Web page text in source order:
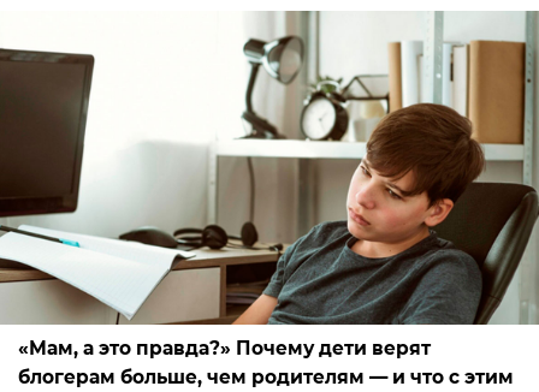
«Мам, а это правда?» Почему дети верят
блогерам больше, чем родителям — и что с этим